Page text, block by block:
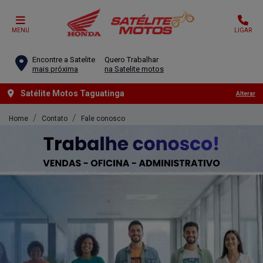
MENU LIGAR
Encontre a Satelite
mais próxima
Quero Trabalhar
na Satelite motos
Satélite Motos Taguatinga Alterar
Home Contato Fale conosco